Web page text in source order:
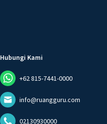
Hubungi Kami
+62 815-7441-0000
info@ruangguru.com
02130930000